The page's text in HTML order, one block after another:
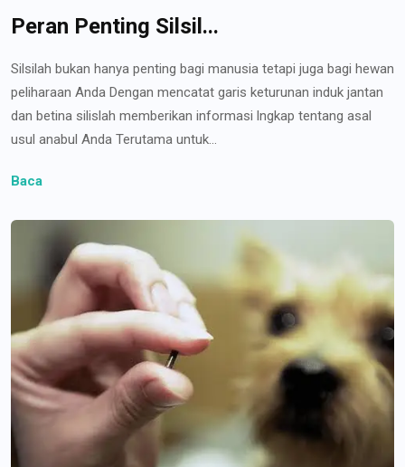
Peran Penting Silsil...
Silsilah bukan hanya penting bagi manusia tetapi juga bagi hewan
peliharaan Anda Dengan mencatat garis keturunan induk jantan
dan betina silislah memberikan informasi lngkap tentang asal
usul anabul Anda Terutama untuk...
Baca